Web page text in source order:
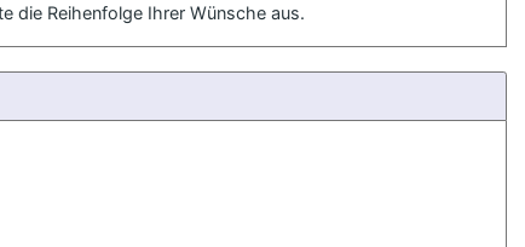
die Reihenfolge Ihrer Wünsche aus.